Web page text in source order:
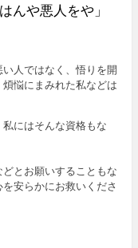
んや悪人をや」
人ではなく、悟りを開
悩にまみれた私などは
にはそんな資格もな
とお願いすることもな
安らかにお救いくださ